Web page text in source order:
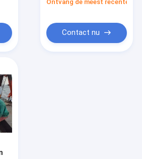
boorpaalboormachine,
Ontvang de meest recente
Contact nu